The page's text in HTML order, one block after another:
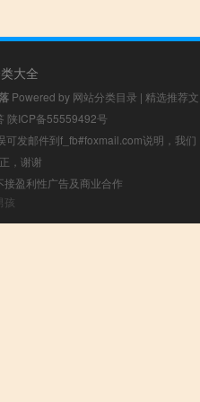
大全
Powered by 网站分类目录 | 精选推荐文
陕ICP备55559492号
发邮件到f_fb#foxmail.com说明，我们
，谢谢
盈利性广告及商业合作
孩